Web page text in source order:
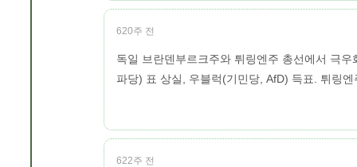
620주 전
독일 브란덴부르크주와 튀링엔주 총선에서 극
파당) 표 상실, 우블럭(기민당, AfD) 득표. 튀링
622주 전